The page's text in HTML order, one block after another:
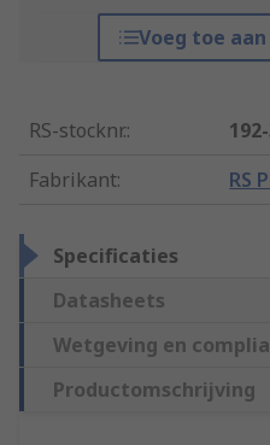
Voeg toe
RS-stocknr.:
Fabrikant: RS
Specificaties
Datasheets
Wetgeving en
Productomschrijving